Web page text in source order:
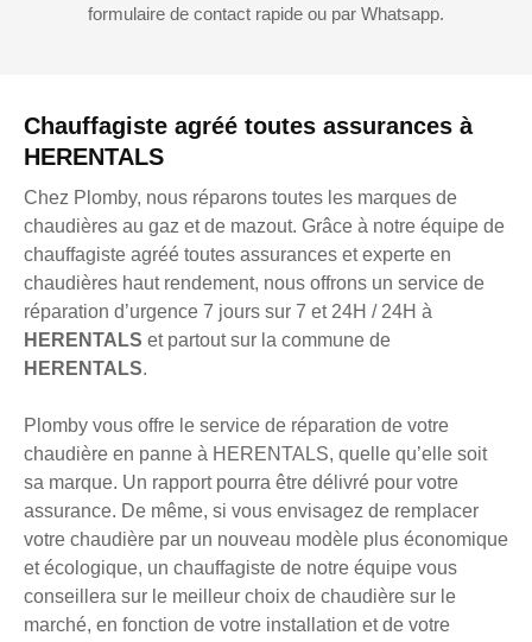
Chauffagiste agréé toutes assurances à
HERENTALS
Chez Plomby, nous réparons toutes les marques de
chaudières au gaz et de mazout. Grâce à notre équipe de
chauffagiste agréé toutes assurances et experte en
chaudières haut rendement, nous offrons un service de
réparation d’urgence 7 jours sur 7 et 24H / 24H à
HERENTALS et partout sur la commune de
HERENTALS.
Plomby vous offre le service de réparation de votre
chaudière en panne à HERENTALS, quelle qu’elle soit
sa marque. Un rapport pourra être délivré pour votre
assurance. De même, si vous envisagez de remplacer
votre chaudière par un nouveau modèle plus économique
et écologique, un chauffagiste de notre équipe vous
conseillera sur le meilleur choix de chaudière sur le
marché, en fonction de votre installation et de votre
formulaire de contact rapide ou par Whatsapp.